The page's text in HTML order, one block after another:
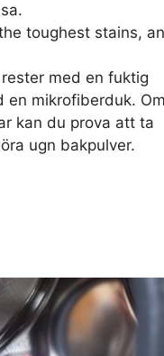
toughest stains,
med en fuktig
en mikrofiberduk. Om
kan du prova att ta
ugn bakpulver.